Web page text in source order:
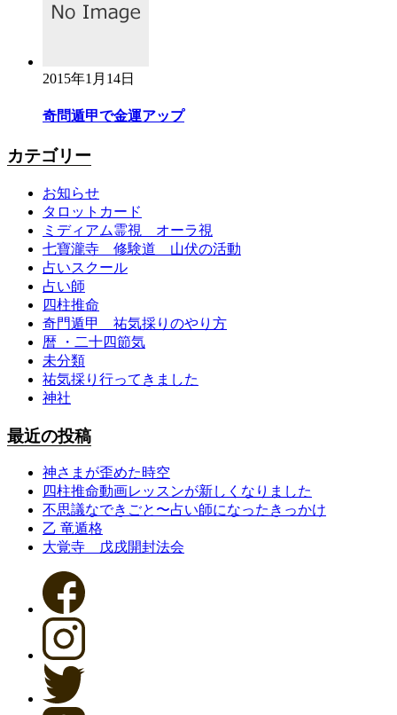
2015年1月14日
奇問遁甲で金運アップ
カテゴリー
お知らせ
タロットカード
ミディアム霊視 オーラ視
七寶瀧寺 修験道 山伏の活動
占いスクール
占い師
四柱推命
奇門遁甲 祐気採りのやり方
暦 ・二十四節気
未分類
祐気採り行ってきました
神社
最近の投稿
神さまが歪めた時空
四柱推命動画レッスンが新しくなりました
不思議なできごと〜占い師になったきっかけ
乙 竜遁格
大覚寺 戊戌開封法会